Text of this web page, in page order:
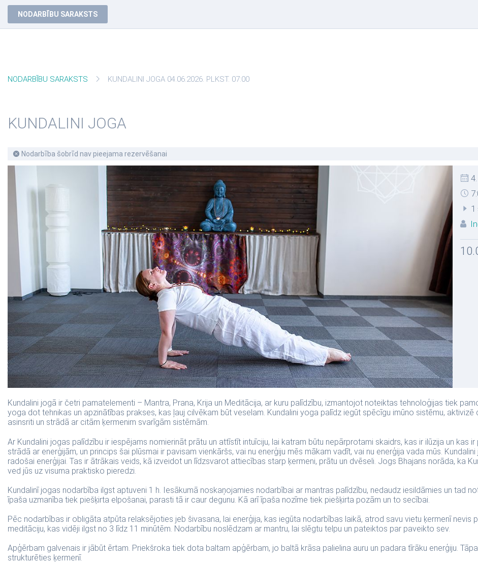
NODARBĪBU SARAKSTS
NODARBĪBU SARAKSTS KUNDALINI JOGA 04.06.2026. PLKST. 07:00
KUNDALINI JOGA
Nodarbība šobrīd nav pieejama rezervēšanai
1
Kundalini jogā ir četri pamatelementi – Mantra, Prana, Krija un Meditācija, ar kuru palīdzību, izmantojot noteiktas tehnoloģijas tiek
yoga dot tehnikas un apzinātības prakses, kas ļauj cilvēkam būt veselam. Kundalini yoga palīdz iegūt spēcīgu imūno sistēmu,
asinsriti un strādā ar citām ķermenim svarīgām sistēmām.
Ar Kundalini jogas palīdzību ir iespējams nomierināt prātu un attīstīt intuīciju, lai katram būtu nepārprotami skaidrs, kas ir ilūzija un kas
strādā ar enerģijām, un princips šai plūsmai ir pavisam vienkāršs, vai nu enerģiju mēs mākam vadīt, vai nu enerģija vada mūs.
radošai enerģijai. Tas ir ātrākais veids, kā izveidot un līdzsvarot attiecības starp ķermeni, prātu un dvēseli. Jogs Bhajans norāda, ka
ved jūs uz visuma praktisko pieredzi.
Kundalinī jogas nodarbība ilgst aptuveni 1 h. Iesākumā noskaņojamies nodarbībai ar mantras palīdzību, nedaudz iesildāmies un tad
īpaša uzmanība tiek piešķirta elpošanai, parasti tā ir caur degunu. Kā arī īpaša nozīme tiek piešķirta pozām un to secībai.
Pēc nodarbības ir obligāta atpūta relaksējoties jeb šivasana, lai enerģija, kas iegūta nodarbības laikā, atrod savu vietu ķermenī nevis
meditāciju, kas vidēji ilgst no 3 līdz 11 minūtēm. Nodarbību noslēdzam ar mantru, lai slēgtu telpu un pateiktos par paveikto sev.
Apģērbam galvenais ir jābūt ērtam. Priekšroka tiek dota baltam apģērbam, jo baltā krāsa palielina auru un padara tīrāku enerģiju.
strukturēties ķermenī.